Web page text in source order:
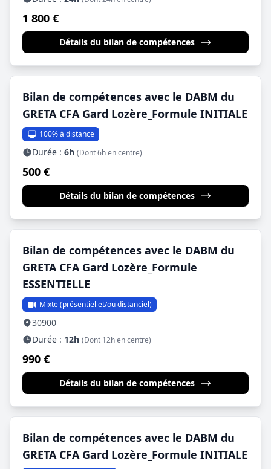
1 800 €
Détails du bilan de compétences
Bilan de compétences avec le DABM du
GRETA CFA Gard Lozère_Formule INITIALE
100% à distance
Durée : 6h (Dont 6h en centre)
500 €
Détails du bilan de compétences
Bilan de compétences avec le DABM du
GRETA CFA Gard Lozère_Formule
ESSENTIELLE
Mixte (présentiel et/ou distanciel)
30900
Durée : 12h (Dont 12h en centre)
990 €
Détails du bilan de compétences
Bilan de compétences avec le DABM du
GRETA CFA Gard Lozère_Formule INITIALE